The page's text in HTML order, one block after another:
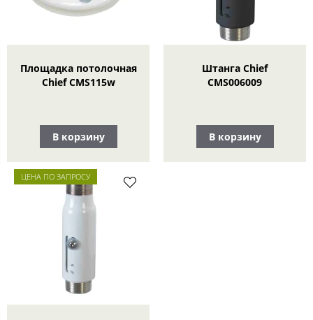
Площадка потолочная
Chief CMS115w
В корзину
Штанга Chief
CMS006009
В корзину
ЦЕНА ПО ЗАПРОСУ